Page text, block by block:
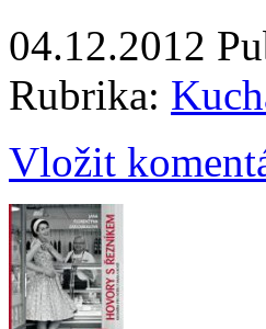
04.12.2012
Rubrika:
Vložit